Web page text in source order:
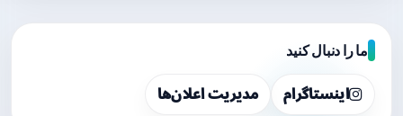
ما را دنبال کنید
اینستاگرام مدیریت اعلان‌ها